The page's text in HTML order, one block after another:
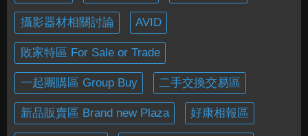
攝影器材相關討論 AVID
敗家特區 For Sale or Trade
一起團購區 Group Buy 二手交換交易區
新品販賣區 Brand new Plaza 好康相報區